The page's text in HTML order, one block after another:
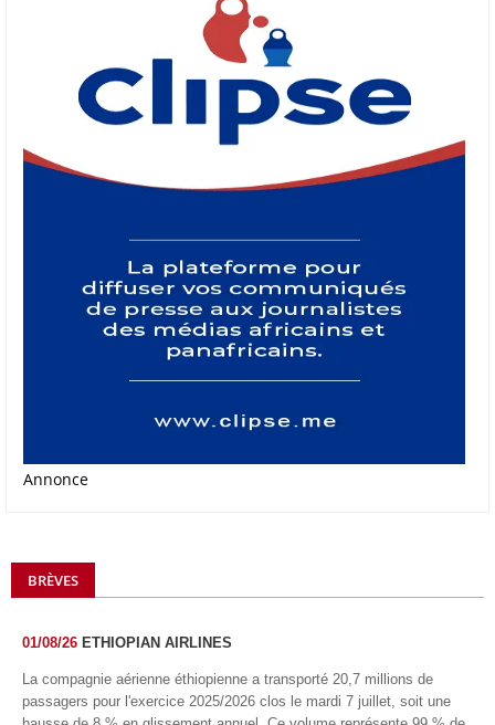
Annonce
BRÈVES
01/08/26 ETHIOPIAN AIRLINES
La compagnie aérienne éthiopienne a transporté 20,7 millions de
passagers pour l'exercice 2025/2026 clos le mardi 7 juillet, soit une